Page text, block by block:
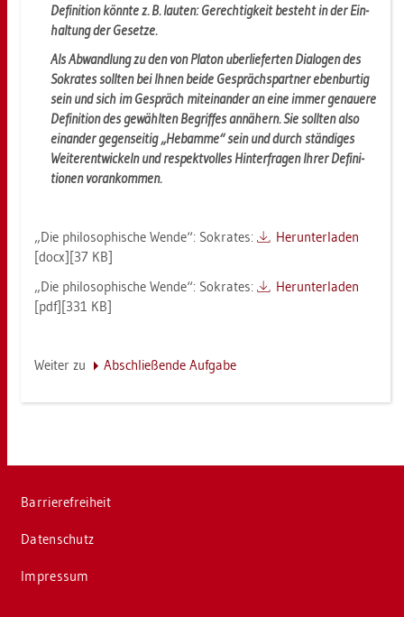
De­fi­ni­ti­on könn­te z. B. lau­ten: Ge­rech­tig­keit be­steht in der Ein­
hal­tung der Ge­set­ze.
Als Ab­wand­lung zu den von Pla­ton über­lie­fer­ten Dia­lo­gen des
So­kra­tes soll­ten bei Ihnen beide Ge­sprächs­part­ner eben­bür­tig
sein und sich im Ge­spräch mit­ein­an­der an eine immer ge­naue­re
De­fi­ni­ti­on des ge­wähl­ten Be­grif­fes an­nä­hern. Sie soll­ten also
ein­an­der ge­gen­sei­tig „Heb­am­me“ sein und durch stän­di­ges
Wei­ter­ent­wi­ckeln und re­spekt­vol­les Hin­ter­fra­gen Ihrer De­fi­ni­
tio­nen vor­an­kom­men.
„Die phi­lo­so­phi­sche Wende“: So­kra­tes:
Her­un­ter­la­den
[docx][37 KB]
„Die phi­lo­so­phi­sche Wende“: So­kra­tes:
Her­un­ter­la­den
[pdf][331 KB]
Wei­ter zu Ab­schlie­ßen­de Auf­ga­be
Bar­rie­re­frei­heit
Da­ten­schutz
Im­pres­sum